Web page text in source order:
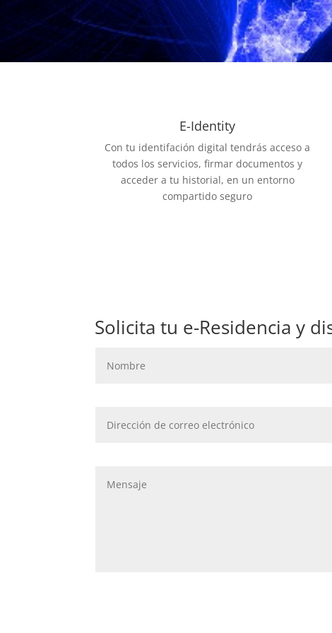
E-Identity
Con tu identifación digital tendrás acceso a
todos los servicios, firmar documentos y
acceder a tu historial, en un entorno
compartido seguro
Solicita tu e-Residencia y